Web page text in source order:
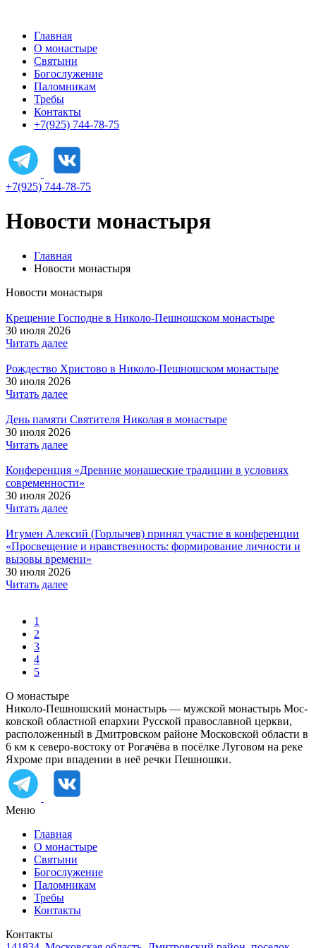
Главная
О монастыре
Святыни
Богослужение
Паломникам
Требы
Контакты
+7(925) 744-78-75
+7(925) 744-78-75
Новости монастыря
Главная
Новости монастыря
Новости монастыря
Крещение Господне в Николо-Пешношском монастыре
30 июля 2026
Читать далее
Рождество Христово в Николо-Пешношском монастыре
30 июля 2026
Читать далее
День памяти Святителя Николая в монастыре
30 июля 2026
Читать далее
Конференция «Древние монашеские традиции в условиях
современности»
30 июля 2026
Читать далее
Игумен Алексий (Горлычев) принял участие в конференции
«Просвещение и нравственность: формирование личности и
вызовы времени»
30 июля 2026
Читать далее
1
2
3
4
5
О монастыре
Ни­ко­ло-Пеш­нош­ский мо­на­стырь — муж­ской мо­на­стырь Мос­
ков­ской об­ласт­ной епар­хии Рус­ской пра­во­слав­ной церк­ви,
рас­по­ло­жен­ный в Дмит­ров­ском рай­оне Мос­ков­ской об­ла­сти в
6 км к се­ве­ро-во­сто­ку от Ро­га­чё­ва в по­сёл­ке Лу­го­вом на реке
Яхро­ме при впа­де­нии в неё реч­ки Пеш­нош­ки.
Меню
Главная
О монастыре
Святыни
Богослужение
Паломникам
Требы
Контакты
Контакты